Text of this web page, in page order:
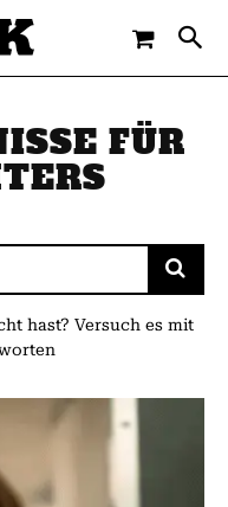
FÜR
hast? Versuch es mit